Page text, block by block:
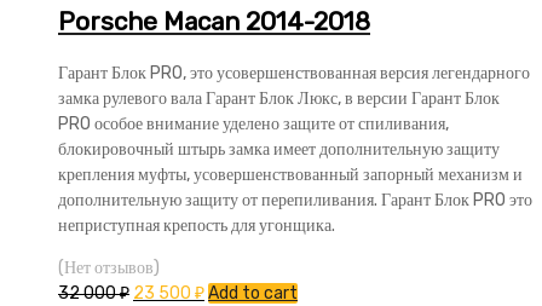
Porsche Macan 2014-2018
Гарант Блок PRO, это усовершенствованная версия легендарного
замка рулевого вала Гарант Блок Люкс, в версии Гарант Блок
PRO особое внимание уделено защите от спиливания,
блокировочный штырь замка имеет дополнительную защиту
крепления муфты, усовершенствованный запорный механизм и
дополнительную защиту от перепиливания. Гарант Блок PRO это
неприступная крепость для угонщика.
(Нет отзывов)
32 000₽ 23 500 ₽Add to cart